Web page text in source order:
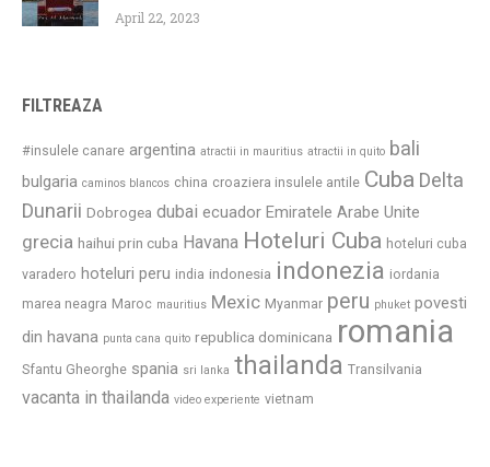
April 22, 2023
FILTREAZA
#insulele canare argentina atractii in mauritius atractii in quito bali
bulgaria caminos blancos china croaziera insulele antile Cuba Delta
Dunarii Dobrogea dubai ecuador Emiratele Arabe Unite
grecia haihui prin cuba Havana Hoteluri Cuba hoteluri cuba
varadero hoteluri peru india indonesia indonezia iordania
marea neagra Maroc mauritius Mexic Myanmar peru phuket povesti
din havana punta cana quito republica dominicana romania
Sfantu Gheorghe spania sri lanka thailanda Transilvania
vacanta in thailanda video experiente vietnam